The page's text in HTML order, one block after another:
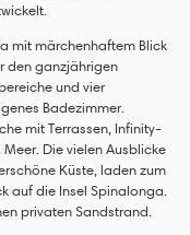
mit märchenhaftem Blick
den ganzjährigen
und vier
Badezimmer.
mit Terrassen, Infinity-
Die vielen Ausblicke
Küste, laden zum
auf die Insel Spinalonga.
privaten Sandstrand.